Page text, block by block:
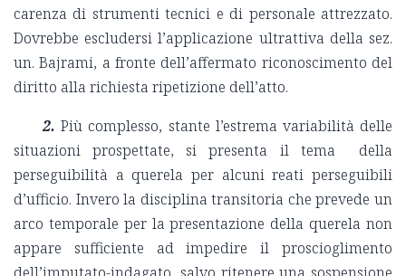
carenza di strumenti tecnici e di personale attrezzato.
Dovrebbe escludersi l’applicazione ultrattiva della sez.
un. Bajrami, a fronte dell’affermato riconoscimento del
diritto alla richiesta ripetizione dell’atto.
2. Più complesso, stante l’estrema variabilità delle
situazioni prospettate, si presenta il tema della
perseguibilità a querela per alcuni reati perseguibili
d’ufficio. Invero la disciplina transitoria che prevede un
arco temporale per la presentazione della querela non
appare sufficiente ad impedire il proscioglimento